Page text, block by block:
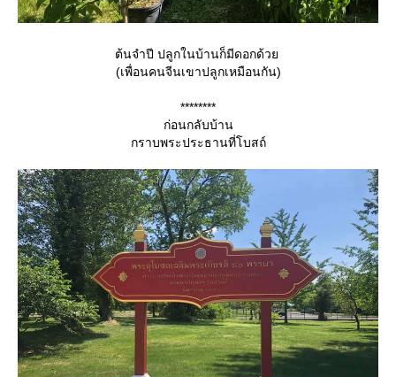
ต้นจำปี ปลูกในบ้านก็มีดอกด้ว
(เพื่อนคนจีนเขาปลูกเหมือนกัน)
********
ก่อนกลับบ้าน
กราบพระประธานที่โบสถ์